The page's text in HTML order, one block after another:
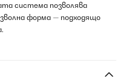
система позволява
форма — подходящо